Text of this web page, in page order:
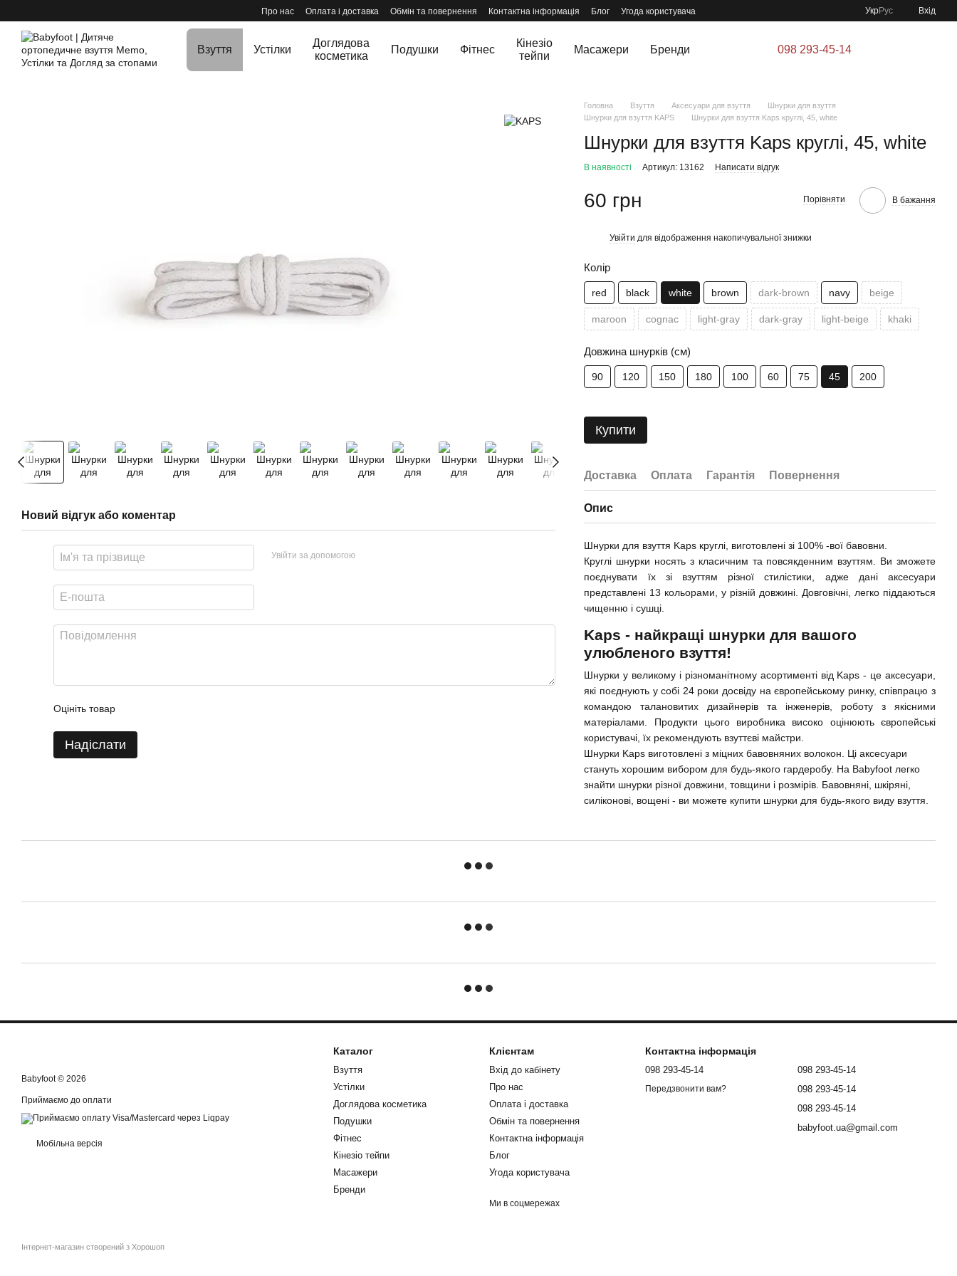
Про нас Оплата і доставка Обмін та повернення Контактна інформація Блог Угода користувача УкрРус Вхід
Взуття Устілки
Доглядова
косметика
Подушки Фітнес
Кінезіо
тейпи
Масажери Бренди 098 293-45-14
Новий відгук або коментар
Увійти за допомогою
Оцініть товар
Надіслати
Головна Взуття Аксесуари для взуття
Шнурки для взуття
Шнурки для взуття KAPS
Шнурки для взуття Kaps круглі, 45, white
Шнурки для взуття Kaps круглі, 45, white
В наявності Артикул: 13162 Написати відгук
60 грн Порівняти В бажання
Увійти для відображення накопичувальної знижки
Колір
red black white brown dark-brown navy beige
maroon cognac light-gray dark-gray light-beige khaki
Довжина шнурків (см)
90 120 150 180 100 60 75 45 200
Купити
Доставка Оплата Гарантія Повернення
Опис
Шнурки для взуття Kaps круглі, виготовлені зі 100% -вої бавовни.
Круглі шнурки носять з класичним та повсякденним взуттям. Ви зможете
поєднувати їх зі взуттям різної стилістики, адже дані аксесуари
представлені 13 кольорами, у різній довжині. Довговічні, легко піддаються
чищенню і сушці.
Kaps - найкращі шнурки для вашого
улюбленого взуття!
Шнурки у великому і різноманітному асортименті від Kaps - це аксесуари,
які поєднують у собі 24 роки досвіду на європейському ринку, співпрацю з
командою талановитих дизайнерів та інженерів, роботу з якісними
матеріалами. Продукти цього виробника високо оцінюють європейські
користувачі, їх рекомендують взуттєві майстри.
Шнурки Kaps виготовлені з міцних бавовняних волокон. Ці аксесуари
стануть хорошим вибором для будь-якого гардеробу. На Babyfoot легко
знайти шнурки різної довжини, товщини і розмірів. Бавовняні, шкіряні,
силіконові, вощені - ви можете купити шнурки для будь-якого виду взуття.
Babyfoot © 2026
Приймаємо до оплати
Мобільна версія
Інтернет-магазин створений з Хорошоп
Каталог
Взуття
Устілки
Доглядова косметика
Подушки
Фітнес
Кінезіо тейпи
Масажери
Бренди
Клієнтам
Вхід до кабінету
Про нас
Оплата і доставка
Обмін та повернення
Контактна інформація
Блог
Угода користувача
Ми в соцмережах
Контактна інформація
098 293-45-14
Передзвонити вам?
098 293-45-14
098 293-45-14
098 293-45-14
babyfoot.ua@gmail.com